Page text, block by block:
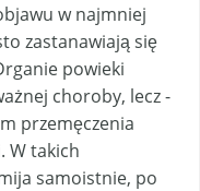
w najmniej
zastanawiają się
powieki
choroby, lecz -
przemęczenia
W takich
samoistnie, po